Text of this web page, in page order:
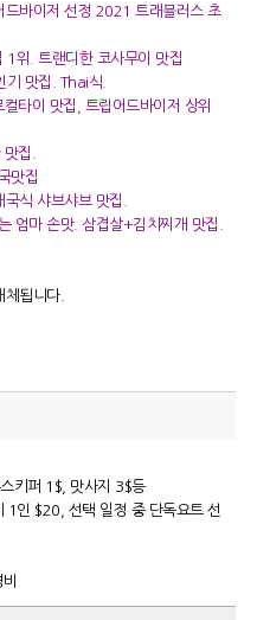
드바이저 선정 2021 트래블러스 초
1위. 트랜디한 코사무이 맛집
기 맛집. Thai식.
타이 맛집, 트립어드바이저 상위
집.
맛집
식 샤브샤브 맛집.
엄마 손맛. 삼겹살+김치찌개 맛집.
됩니다.
키퍼 1$, 맛사지 3$등
1인 $20, 선택 일정 중 단독요트 선